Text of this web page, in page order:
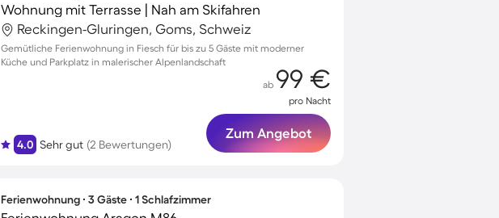
Wohnung mit Terrasse | Nah am Skifahren
Reckingen-Gluringen, Goms, Schweiz
Gemütliche Ferienwohnung in Fiesch für bis zu 5 Gäste mit moderner
Küche und Parkplatz in malerischer Alpenlandschaft
4.0 Sehr gut (2 Bewertungen)
ab 99 €
pro Nacht
Zum Angebot
Ferienwohnung ∙ 3 Gäste ∙ 1 Schlafzimmer